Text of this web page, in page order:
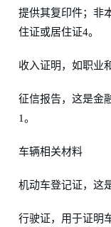
提供其复印件；非
住证或居住证4。
收入证明，如职业
征信报告，这是金
1。
车辆相关材料
机动车登记证，这
行驶证，用于证明